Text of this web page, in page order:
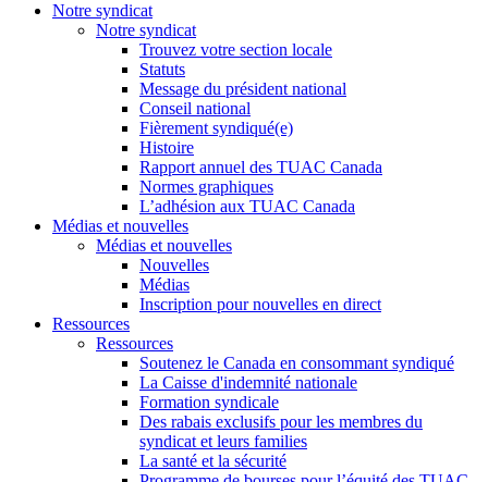
Notre syndicat
Notre syndicat
Trouvez votre section locale
Statuts
Message du président national
Conseil national
Fièrement syndiqué(e)
Histoire
Rapport annuel des TUAC Canada
Normes graphiques
L’adhésion aux TUAC Canada
Médias et nouvelles
Médias et nouvelles
Nouvelles
Médias
Inscription pour nouvelles en direct
Ressources
Ressources
Soutenez le Canada en consommant syndiqué
La Caisse d'indemnité nationale
Formation syndicale
Des rabais exclusifs pour les membres du
syndicat et leurs families
La santé et la sécurité